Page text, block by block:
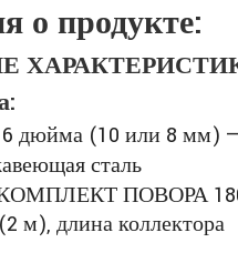
о продукте:
дюйма (10 или 8 мм) —
сталь
ПОВОРА
м), длина коллектора